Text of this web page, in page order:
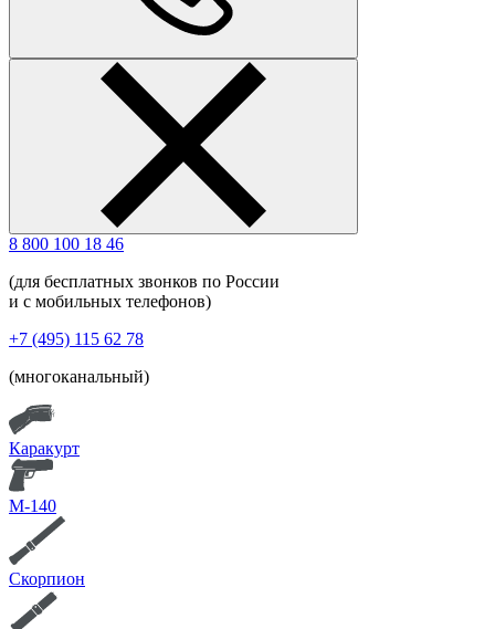
8 800 100 18 46
(для бесплатных звонков по России
и с мобильных телефонов)
+7 (495) 115 62 78
(многоканальный)
Каракурт
М-140
Скорпион